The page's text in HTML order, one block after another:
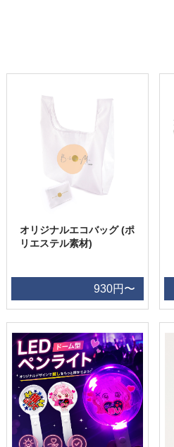
オリジナルエコバッグ (ポ
リエステル素材)
930円〜